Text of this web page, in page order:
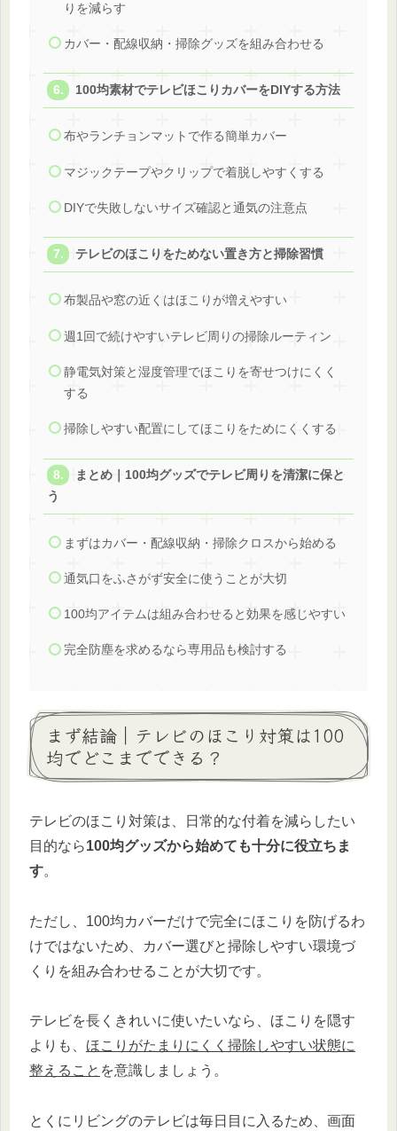
りを減らす
カバー・配線収納・掃除グッズを組み合わせる
100均素材でテレビほこりカバーをDIYする方法
布やランチョンマットで作る簡単カバー
マジックテープやクリップで着脱しやすくする
DIYで失敗しないサイズ確認と通気の注意点
テレビのほこりをためない置き方と掃除習慣
布製品や窓の近くはほこりが増えやすい
週1回で続けやすいテレビ周りの掃除ルーティン
静電気対策と湿度管理でほこりを寄せつけにくく
する
掃除しやすい配置にしてほこりをためにくくする
まとめ｜100均グッズでテレビ周りを清潔に保と
う
まずはカバー・配線収納・掃除クロスから始める
通気口をふさがず安全に使うことが大切
100均アイテムは組み合わせると効果を感じやすい
完全防塵を求めるなら専用品も検討する
まず結論｜テレビのほこり対策は100
均でどこまでできる？
テレビのほこり対策は、日常的な付着を減らしたい
目的なら100均グッズから始めても十分に役立ちま
す。
ただし、100均カバーだけで完全にほこりを防げるわ
けではないため、カバー選びと掃除しやすい環境づ
くりを組み合わせることが大切です。
テレビを長くきれいに使いたいなら、ほこりを隠す
よりも、 ほこりがたまりにくく掃除しやすい状態に
整えること を意識しましょう。
とくにリビングのテレビは毎日目に入るため、画面